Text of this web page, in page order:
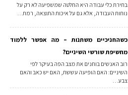
בחירת כלי עבודה היא החלטה שמשפיעה לא רק על
נוחות העבודה, אלא גם על איכות התוצאה, רמת…
כשהחניכיים משתנות – מה אפשר ללמוד
מחשיפת שורשי השיניים?
רוב האנשים בוחנים את מצב הפה בעיקר לפי
השיניים: האם הופיעה עששת, האם יש כאב והאם
צבע…